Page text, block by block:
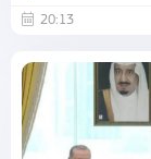
20:13